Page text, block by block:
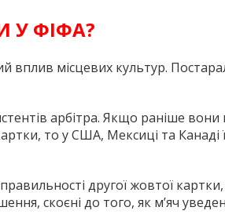
ФІФА?
вплив місцевих культур.
арбітра. Якщо раніше вони
то у США, Мексиці та Канаді
другої жовтої
скоєні до того, як м’яч